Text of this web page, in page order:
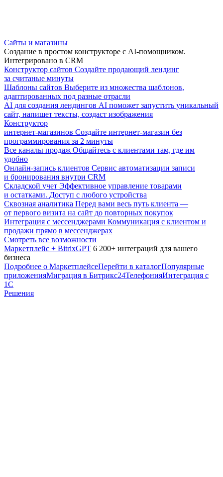
Сайты и магазины
Создание в простом конструкторе с AI-помощником.
Интегрировано в CRM
Конструктор сайтов Создайте продающий лендинг
за считаные минуты
Шаблоны сайтов Выберите из множества шаблонов,
адаптированных под разные отрасли
AI для создания лендингов AI поможет запустить уникальный
сайт, напишет тексты, создаст изображения
Конструктор
интернет-магазинов Создайте интернет-магазин без
программирования за 2 минуты
Все каналы продаж Общайтесь с клиентами там, где им
удобно
Онлайн-запись клиентов Сервис автоматизации записи
и бронирования внутри CRM
Складской учет Эффективное управление товарами
и остатками. Доступ с любого устройства
Сквозная аналитика Перед вами весь путь клиента —
от первого визита на сайт до повторных покупок
Интеграция с мессенджерами Коммуникация с клиентом и
продажи прямо в мессенджерах
Смотреть все возможности
Маркетплейс + BitrixGPT 6 200+ интеграций для вашего
бизнеса
Подробнее о МаркетплейсеПерейти в каталогПопулярные
приложенияМиграция в Битрикс24ТелефонияИнтеграция с
1С
Решения